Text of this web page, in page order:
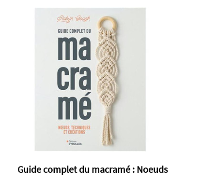
Guide complet du macramé : Noeuds